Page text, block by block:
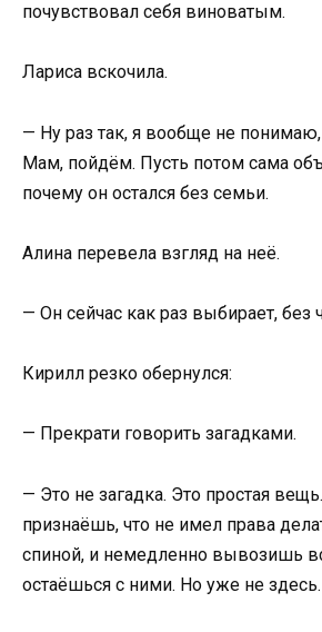
почувствовал себя виноватым.
Лариса вскочила.
— Ну раз так, я вообще не
Мам, пойдём. Пусть потом сама
почему он остался без семьи.
Алина перевела взгляд на неё.
— Он сейчас как раз выбирает, без
Кирилл резко обернулся:
— Прекрати говорить загадками.
— Это не загадка. Это простая
признаёшь, что не имел права
спиной, и немедленно вывозишь
остаёшься с ними. Но уже не здесь.